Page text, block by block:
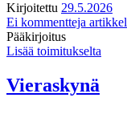
Kirjoitettu 29.5.2026
Ei kommentteja
Pääkirjoitus
Lisää toimitukselta
Vieraskynä